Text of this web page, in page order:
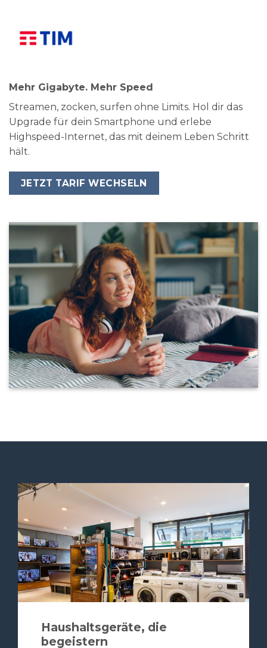
Mehr Gigabyte. Mehr Speed
Streamen, zocken, surfen ohne Limits. Hol dir das
Upgrade für dein Smartphone und erlebe
Highspeed-Internet, das mit deinem Leben Schritt
hält.
JETZT TARIF WECHSELN
Haushaltsgeräte, die
begeistern